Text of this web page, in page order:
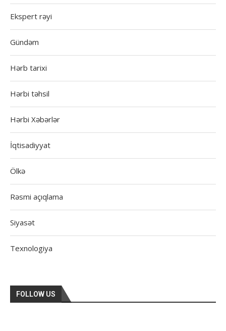
Ekspert rəyi
Gündəm
Hərb tarixi
Hərbi təhsil
Hərbi Xəbərlər
İqtisadiyyat
Ölkə
Rəsmi açıqlama
Siyasət
Texnologiya
FOLLOW US